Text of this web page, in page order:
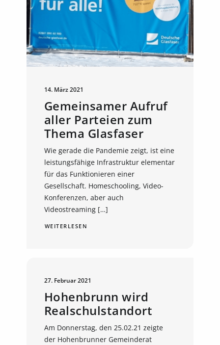
14. März 2021
Gemeinsamer Aufruf
aller Parteien zum
Thema Glasfaser
Wie gerade die Pandemie zeigt, ist eine
leistungsfähige Infrastruktur elementar
für das Funktionieren einer
Gesellschaft. Homeschooling, Video-
Konferenzen, aber auch
Videostreaming […]
WEITERLESEN
27. Februar 2021
Hohenbrunn wird
Realschulstandort
Am Donnerstag, den 25.02.21 zeigte
der Hohenbrunner Gemeinderat